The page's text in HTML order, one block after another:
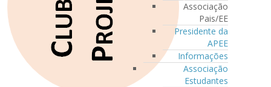
Associação
Pais/EE
Presidente da
APEE
Informações
Associação
Estudantes